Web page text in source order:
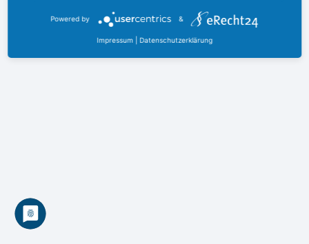
Powered by &
Impressum Datenschutzerklärung